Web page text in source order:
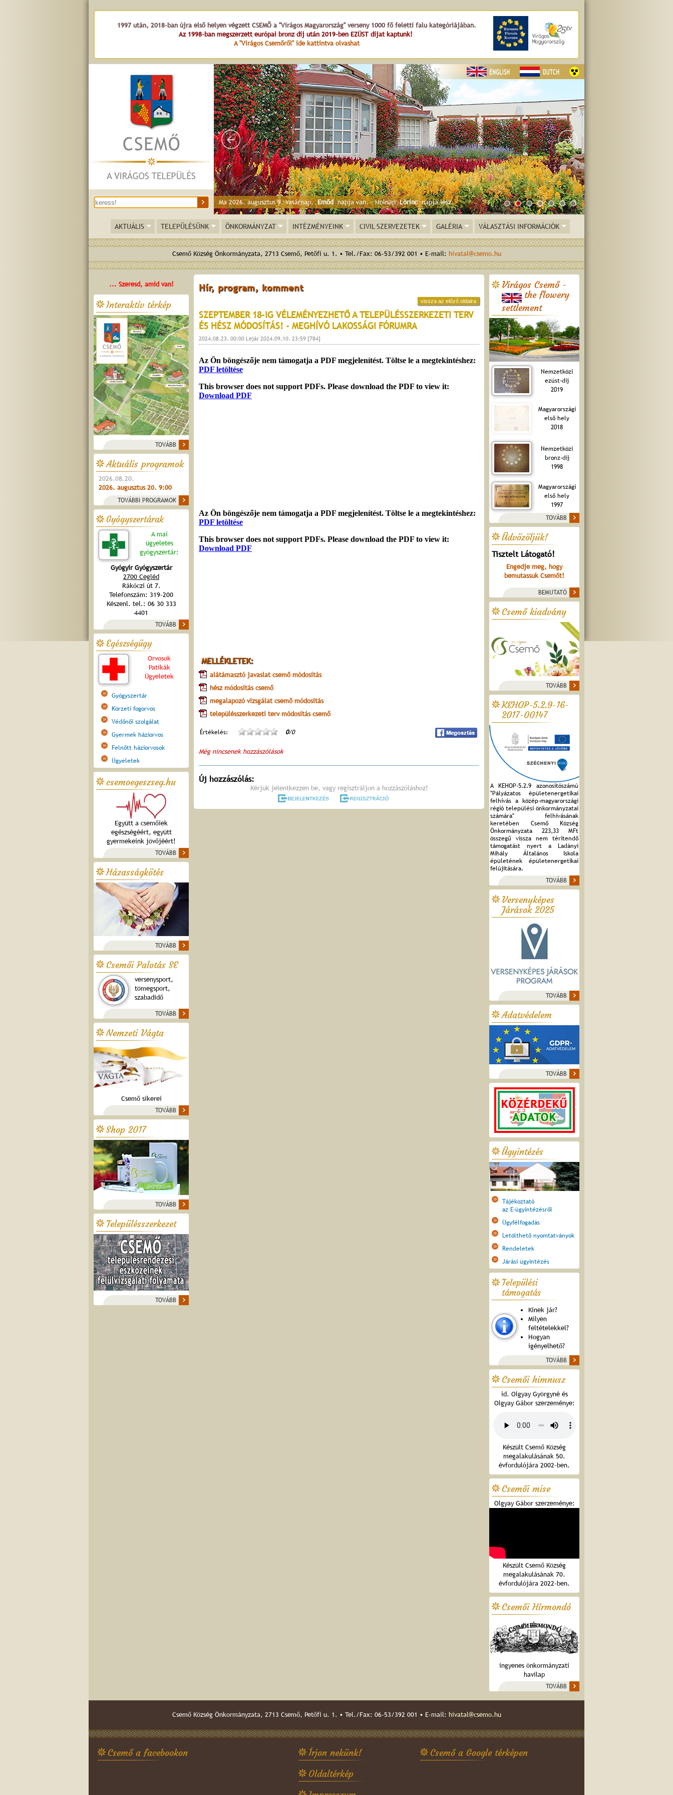
1997 után, 2018-ban újra első helyen végzett CSEMŐ a "Virágos Magyarország" verseny 1000 fő feletti falu kategóriájában.
Az 1998-ban megszerzett európai bronz díj után 2019-ben EZÜST díjat kaptunk!
A "Virágos Csemőről" ide kattintva olvashat
Ma 2026. augusztus 9. vasárnap, Emőd napja van. - Holnap Lörinc napja lesz.
Hét vezér tér
AKTUÁLIS TELEPÜLÉSÜNK ÖNKORMÁNYZAT INTÉZMÉNYEINK CIVIL SZERVEZETEK GALÉRIA VÁLASZTÁSI INFORMÁCIÓK
Csemő Község Önkormányzata, 2713 Csemő, Petőfi u. 1. • Tel./Fax: 06-53/392 001 • E-mail: hivatal@csemo.hu
... Szeresd, amid van!
Interaktív térkép
TOVÁBB
Aktuális programok
2026.08.20.
2026. augusztus 20. 9:00
TOVÁBBI PROGRAMOK
Gyógyszertárak
A mai
ügyeletes
gyógyszertár:
Gyógyír Gyógyszertár
2700 Cegléd
Rákóczi út 7.
Telefonszám: 319-200
Készenl. tel.: 06 30 333
4401
TOVÁBB
Egészségügy
Orvosok
Patikák
Ügyeletek
Gyógyszertár
Körzeti fogorvos
Védőnői szolgálat
Gyermek háziorvos
Felnőtt háziorvosok
Ügyeletek
csemoegeszseg.hu
Együtt a csemőiek
egészségéért, együtt
gyermekeink jövőjéért!
TOVÁBB
Házasságkötés
TOVÁBB
Csemői Palotás SE
versenysport,
tömegsport,
szabadidő
TOVÁBB
Nemzeti Vágta
Csemő sikerei
TOVÁBB
Shop 2017
TOVÁBB
Településszerkezet
TOVÁBB
Hír, program, komment
vissza az előző oldalra
SZEPTEMBER 18-IG VÉLEMÉNYEZHETŐ A TELEPÜLÉSSZERKEZETI TERV
ÉS HÉSZ MÓDOSÍTÁS! - MEGHÍVÓ LAKOSSÁGI FÓRUMRA
2024.08.23. 00:00 Lejár 2024.09.10. 23:59 [784]
MELLÉKLETEK:
alátámasztó javaslat csemő módosítás
hész módosítás csemő
megalapozó vizsgálat csemő módosítás
településszerkezeti terv módosítás csemő
Értékelés: 0/0
Még nincsenek hozzászólások
Új hozzászólás:
Kérjük jelentkezzen be, vagy regisztráljon a hozzászóláshoz!
Virágos Csemő -
the flowery
settlement
Nemzetközi
ezüst-díj
2019
Magyarországi
első hely
2018
Nemzetközi
bronz-díj
1998
Magyarországi
első hely
1997
TOVÁBB
Üdvözöljük!
Tisztelt Látogató!
Engedje meg, hogy
bemutassuk Csemőt!
BEMUTATÓ
Csemő kiadvány
TOVÁBB
KEHOP-5.2.9-16-
2017-00147
A KEHOP-5.2.9 azonosítószámú
"Pályázatos épületenergetikai
felhívás a közép-magyarországi
régió települési önkormányzatai
számára" felhívásának
keretében Csemő Község
Önkormányzata 223,33 MFt
összegű vissza nem térítendő
támogatást nyert a Ladányi
Mihály Általános Iskola
épületének épületenergetikai
felújítására.
TOVÁBB
Versenyképes
Járások 2025
TOVÁBB
Adatvédelem
TOVÁBB
Ügyintézés
Tájékoztató
az E-ügyintézésről
Ügyfélfogadás
Letölthető nyomtatványok
Rendeletek
Járási ügyintézés
Települési
támogatás
Kinek jár?
Milyen
feltételekkel?
Hogyan
igényelhető?
TOVÁBB
Csemői himnusz
id. Olgyay Györgyné és
Olgyay Gábor szerzeménye:
Készült Csemő Község
megalakulásának 50.
évfordulójára 2002-ben.
Csemői mise
Olgyay Gábor szerzeménye:
Készült Csemő Község
megalakulásának 70.
évfordulójára 2022-ben.
Csemői Hírmondó
ingyenes önkormányzati
havilap
TOVÁBB
Csemő Község Önkormányzata, 2713 Csemő, Petőfi u. 1. • Tel./Fax: 06-53/392 001 • E-mail: hivatal@csemo.hu
Csemő a facebookon
Írjon nekünk!
Oldaltérkép
Csemő a Google térképen